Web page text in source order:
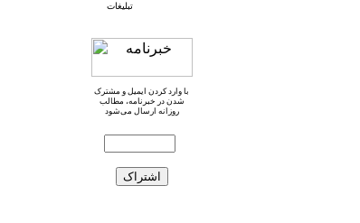
تبلیغات
با وارد کردن ایمیل و مشترک
شدن در خبرنامه، مطالب
روزانه ارسال می‌شود